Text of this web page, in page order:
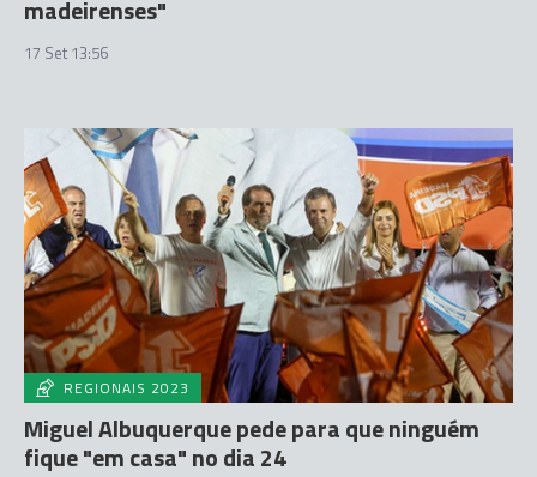
madeirenses"
17 Set 13:56
REGIONAIS 2023
Miguel Albuquerque pede para que ninguém
fique "em casa" no dia 24